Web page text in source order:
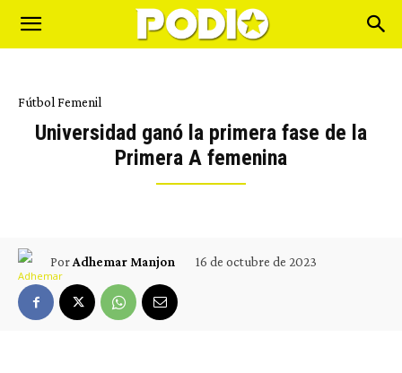
Fútbol Femenil
Universidad ganó la primera fase de la
Primera A femenina
PorAdhemar Manjon 16 de octubre de 2023